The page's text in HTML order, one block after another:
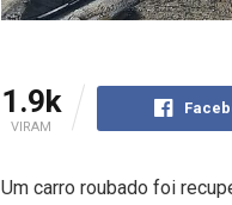
1.9k
VIRAM
Um carro roubado foi